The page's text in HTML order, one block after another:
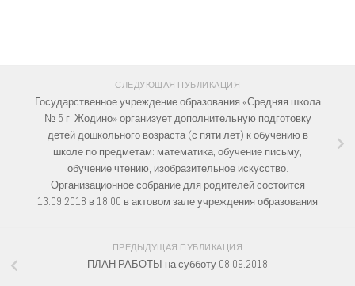
СЛЕДУЮЩАЯ ПУБЛИКАЦИЯ
Государственное учреждение образования «Средняя школа
№ 5 г. Жодино» организует дополнительную подготовку
детей дошкольного возраста (с пяти лет) к обучению в
школе по предметам: математика, обучение письму,
обучение чтению, изобразительное искусство.
Организационное собрание для родителей состоится
13.09.2018 в 18.00 в актовом зале учреждения образования
ПРЕДЫДУЩАЯ ПУБЛИКАЦИЯ
ПЛАН РАБОТЫ на субботу 08.09.2018